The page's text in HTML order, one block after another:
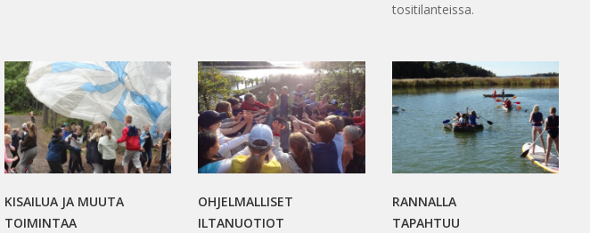
tositilanteissa.
KISAILUA JA MUUTA
TOIMINTAA
OHJELMALLISET
ILTANUOTIOT
RANNALLA
TAPAHTUU